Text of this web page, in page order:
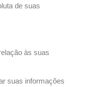
de suas
às suas
suas informações